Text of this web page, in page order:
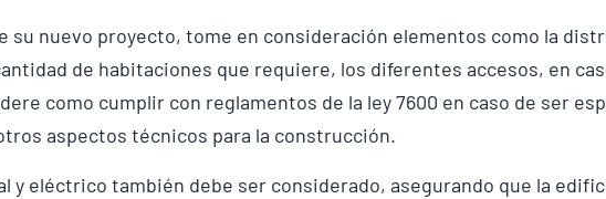
su nuevo proyecto, tome en consideración elementos como la
de habitaciones que requiere, los diferentes accesos, en
como cumplir con reglamentos de la ley 7600 en caso de ser
aspectos técnicos para la construcción.
y eléctrico también debe ser considerado, asegurando que la